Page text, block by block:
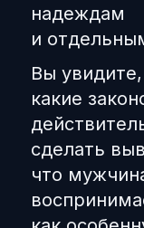
надеждам
и
Вы увидите,
какие
сделать
что